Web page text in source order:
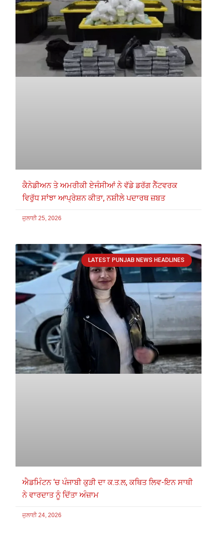
ਕੈਨੇਡੀਅਨ ਤੇ ਅਮਰੀਕੀ ਏਜੰਸੀਆਂ ਨੇ ਵੱਡੇ ਡਰੱਗ ਨੈੱਟਵਰਕ
ਵਿਰੁੱਧ ਸਾਂਝਾ ਆਪ੍ਰੇਸ਼ਨ ਕੀਤਾ, ਨਸ਼ੀਲੇ ਪਦਾਰਥ ਜ਼ਬਤ
ਜੁਲਾਈ 25, 2026
LATEST PUNJAB NEWS HEADLINES
ਐਡਮਿੰਟਨ ‘ਚ ਪੰਜਾਬੀ ਕੁੜੀ ਦਾ ਕ.ਤ.ਲ, ਕਥਿਤ ਲਿਵ-ਇਨ ਸਾਥੀ
ਨੇ ਵਾਰਦਾਤ ਨੂੰ ਦਿੱਤਾ ਅੰਜ਼ਾਮ
ਜੁਲਾਈ 24, 2026